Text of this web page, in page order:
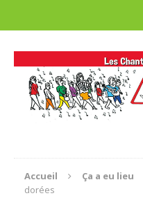
Accueil Ça a eu lieu
dorées